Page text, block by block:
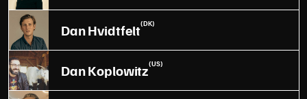
Dan Hvidtfelt(DK)
Dan Koplowitz(US)